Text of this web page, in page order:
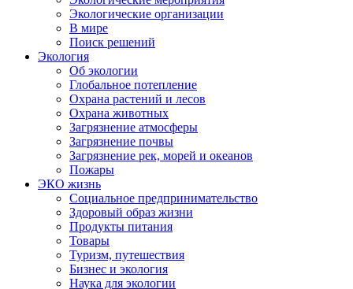
Экологические организации
В мире
Поиск решений
Экология
Об экологии
Глобальное потепление
Охрана растений и лесов
Охрана животных
Загрязнение атмосферы
Загрязнение почвы
Загрязнение рек, морей и океанов
Пожары
ЭКО жизнь
Социальное предпринимательство
Здоровый образ жизни
Продукты питания
Товары
Туризм, путешествия
Бизнес и экология
Наука для экологии